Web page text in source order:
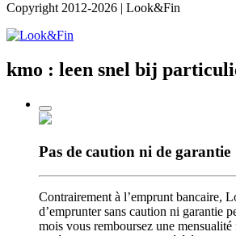
Copyright 2012-2026 | Look&Fin
kmo : leen snel bij
Pas de caution ni de garantie
Contrairement à l’emprunt bancaire,
d’emprunter sans caution ni garantie
mois vous remboursez une mensualité